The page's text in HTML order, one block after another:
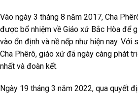
Vào ngày 3 tháng 8 năm 2017, Cha
được bổ nhiệm về Giáo xứ Bắc Hòa để
vào ổn định và nề nếp như hiện nay.
Cha Phêrô, giáo xứ đã ngày càng phát
nhất và đoàn kết.
Ngày 19 tháng 3 năm 2022, qua quyết